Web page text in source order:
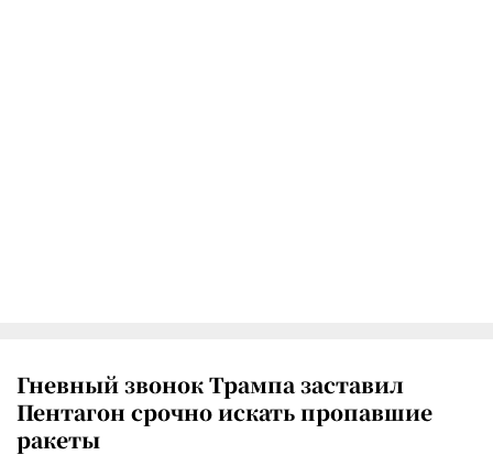
Гневный звонок Трампа заставил
Пентагон срочно искать пропавшие
ракеты